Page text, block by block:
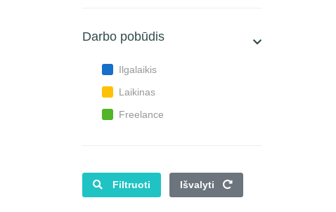
Darbo pobūdis
Ilgalaikis
Laikinas
Freelance
Filtruoti Išvalyti